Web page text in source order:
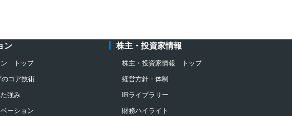
ン
ン トップ
コア技術
強み
ーション
株主・投資家情報
株主・投資家情報 トップ
経営方針・体制
IRライブラリー
財務ハイライト